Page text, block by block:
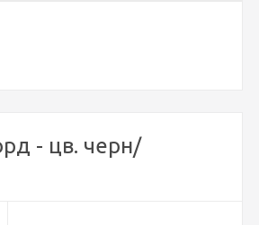
- цв. черн/